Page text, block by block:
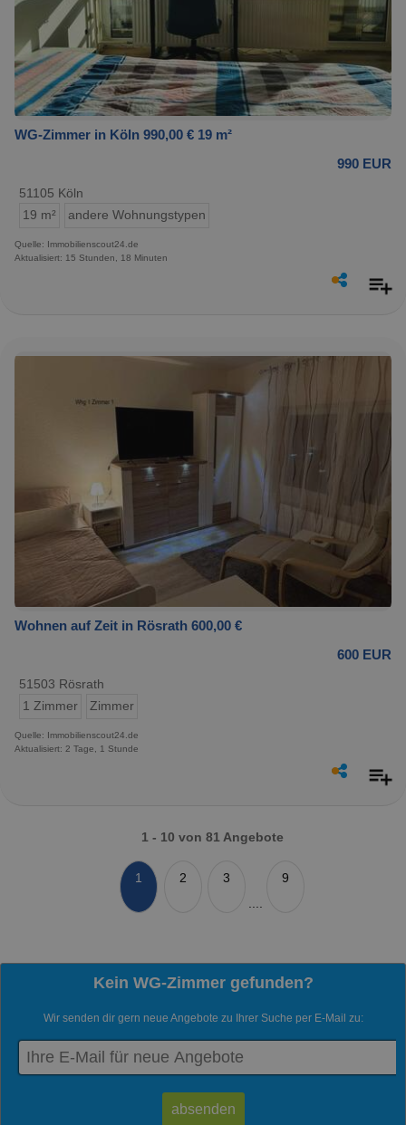
WG-Zimmer in Köln 990,00 € 19 m²
990 EUR
51105 Köln
19 m²
andere Wohnungstypen
Quelle: Immobilienscout24.de
Aktualisiert: 15 Stunden, 18 Minuten
Wohnen auf Zeit in Rösrath 600,00 €
600 EUR
51503 Rösrath
1 Zimmer
Zimmer
Quelle: Immobilienscout24.de
Aktualisiert: 2 Tage, 1 Stunde
1 - 10 von 81 Angebote
1 2
3
9
Kein WG-Zimmer gefunden?
Wir senden dir gern neue Angebote zu Ihrer Suche per E-Mail zu: